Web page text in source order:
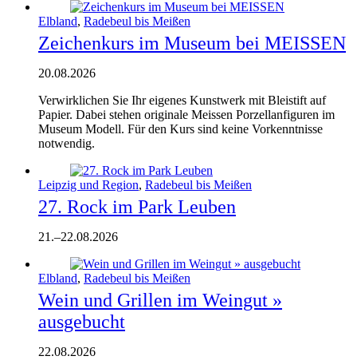
Elbland, Radebeul bis Meißen
Zeichenkurs im Museum bei MEISSEN
20.08.2026
Verwirklichen Sie Ihr eigenes Kunstwerk mit Bleistift auf
Papier. Dabei stehen originale Meissen Porzellanfiguren im
Museum Modell. Für den Kurs sind keine Vorkenntnisse
notwendig.
Leipzig und Region, Radebeul bis Meißen
27. Rock im Park Leuben
21.–22.08.2026
Elbland, Radebeul bis Meißen
Wein und Grillen im Weingut »
ausgebucht
22.08.2026